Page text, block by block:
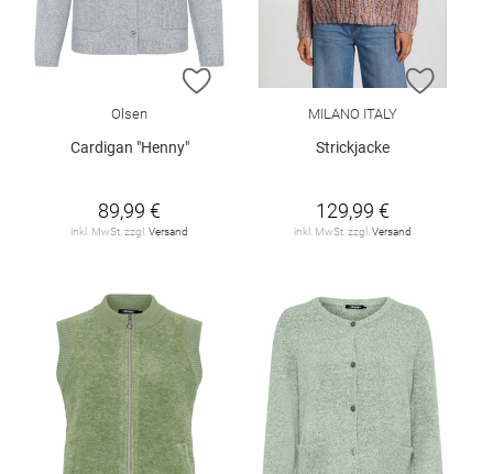
ZUR WUNSCHLISTE HINZUFÜGEN
Olsen
Cardigan "Henny"
89,99 €
inkl. MwSt. zzgl. Versand
ZUR
MILANO ITALY
Strickjacke
129,99 €
inkl. MwSt. zzgl. Versand